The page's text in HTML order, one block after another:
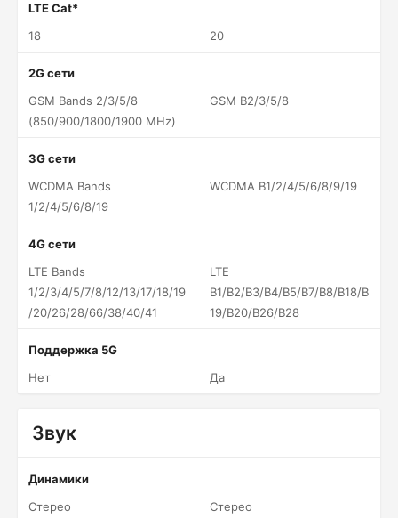
LTE Cat*
18
20
2G сети
GSM Bands 2/3/5/8
(850/900/1800/1900 MHz)
GSM B2/3/5/8
3G сети
WCDMA Bands
1/2/4/5/6/8/19
WCDMA B1/2/4/5/6/8/9/19
4G сети
LTE Bands
1/2/3/4/5/7/8/12/13/17/18/19
/20/26/28/66/38/40/41
LTE
B1/B2/B3/B4/B5/B7/B8/B18/B
19/B20/B26/B28
Поддержка 5G
Нет
Да
Звук
Динамики
Стерео
Стерео